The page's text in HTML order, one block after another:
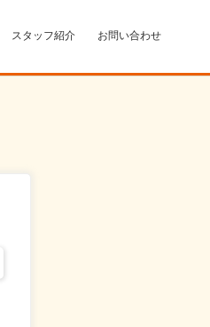
スタッフ紹介 お問い合わせ